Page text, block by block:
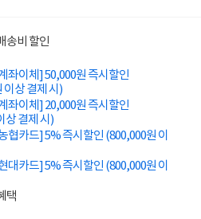
송비 할인
좌이체] 50,000원 즉시할인
이상 결제 시)
좌이체] 20,000원 즉시할인
상 결제 시)
협카드] 5% 즉시할인 (800,000원 이
대카드] 5% 즉시할인 (800,000원 이
택